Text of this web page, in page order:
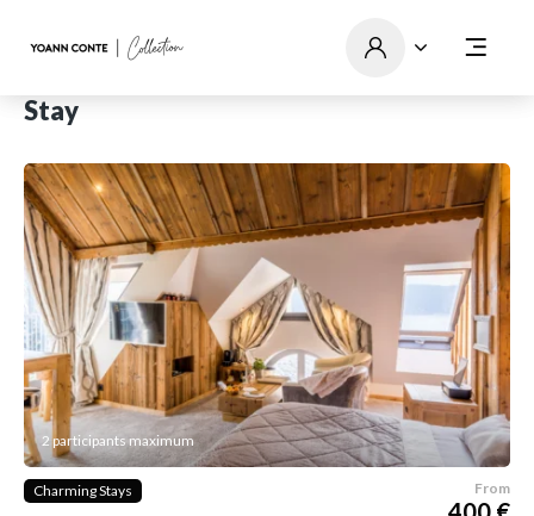
Stay
2 participants maximum
Charming Stays From